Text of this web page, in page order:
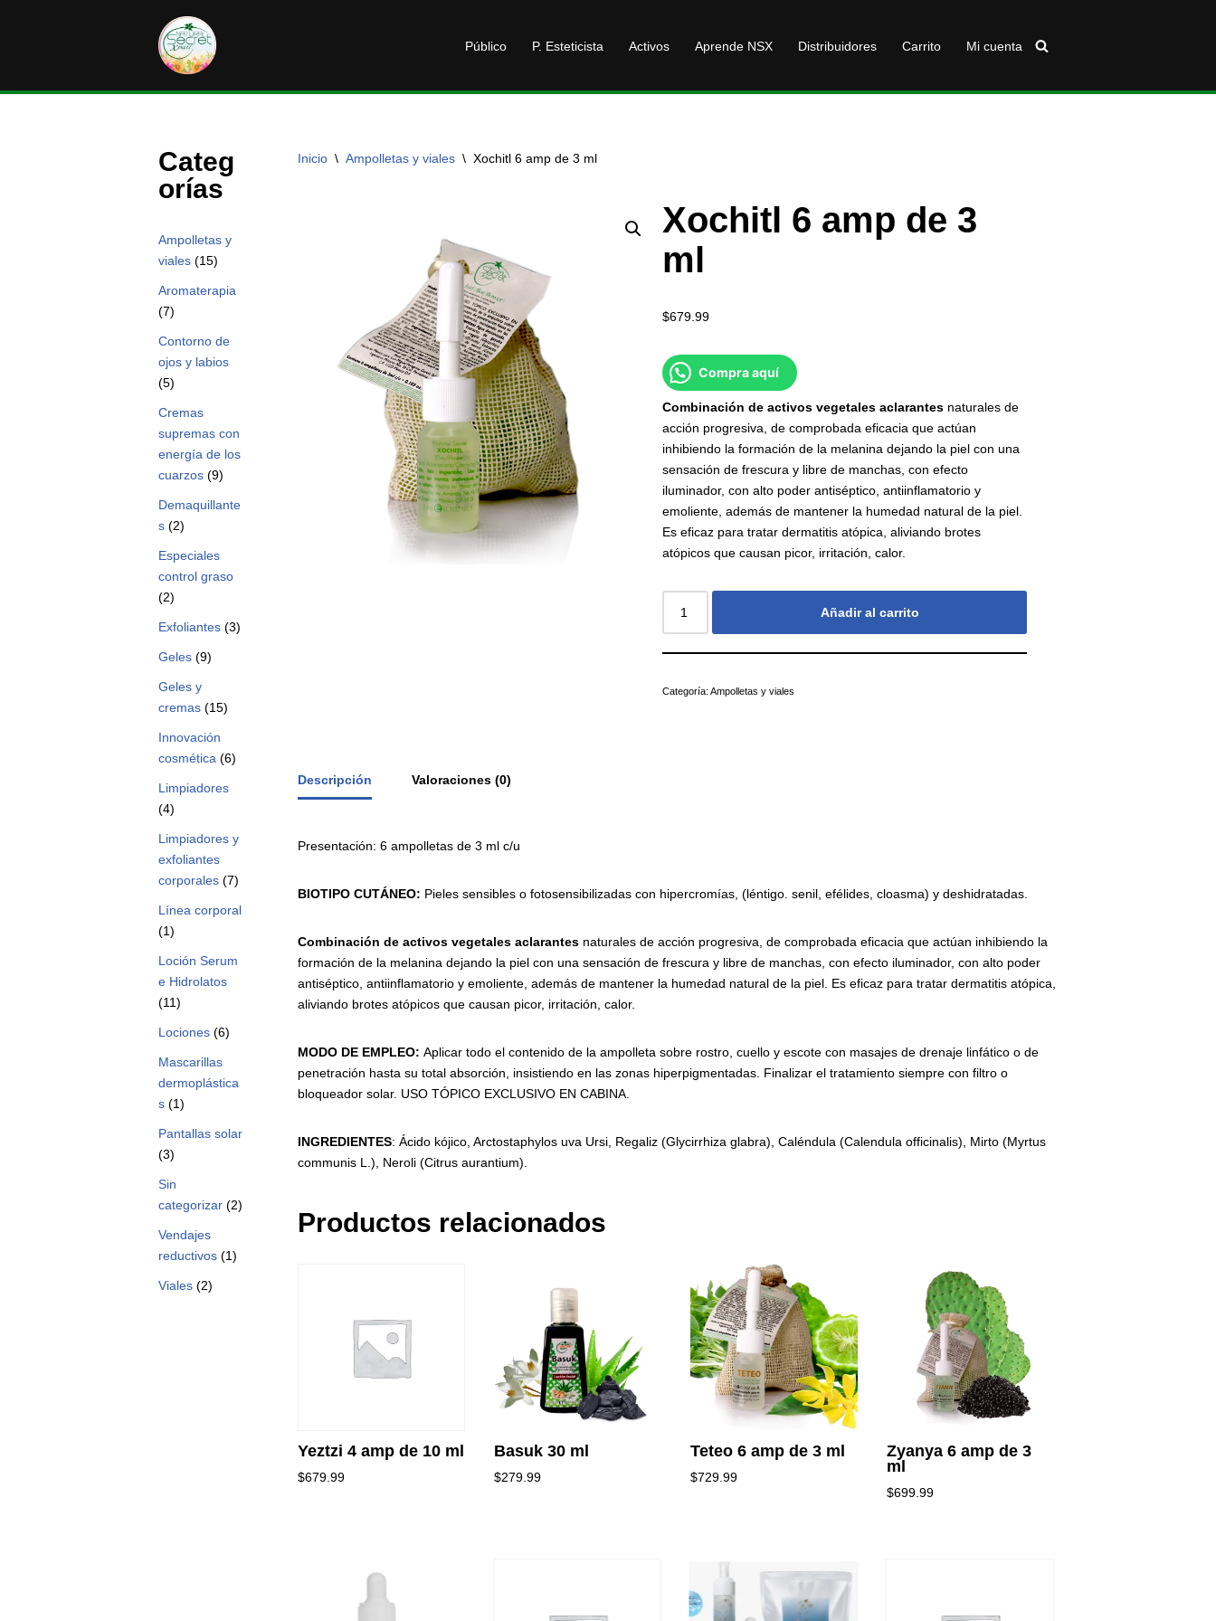
contenido
Público P. Esteticista Activos Aprende NSX Distribuidores Carrito Mi cuenta
Categ
orías
Ampolletas y
viales (15)
Aromaterapia
(7)
Contorno de
ojos y labios
(5)
Cremas
supremas con
energía de los
cuarzos (9)
Demaquillante
s (2)
Especiales
control graso
(2)
Exfoliantes (3)
Geles (9)
Geles y
cremas (15)
Innovación
cosmética (6)
Limpiadores
(4)
Limpiadores y
exfoliantes
corporales (7)
Línea corporal
(1)
Loción Serum
e Hidrolatos
(11)
Lociones (6)
Mascarillas
dermoplástica
s (1)
Pantallas solar
(3)
Sin
categorizar (2)
Vendajes
reductivos (1)
Viales (2)
Inicio \ Ampolletas y viales \ Xochitl 6 amp de 3 ml
Xochitl 6 amp de 3
ml
$679.99
Compra aquí
Combinación de activos vegetales aclarantes naturales de
acción progresiva, de comprobada eficacia que actúan
inhibiendo la formación de la melanina dejando la piel con una
sensación de frescura y libre de manchas, con efecto
iluminador, con alto poder antiséptico, antiinflamatorio y
emoliente, además de mantener la humedad natural de la piel.
Es eficaz para tratar dermatitis atópica, aliviando brotes
atópicos que causan picor, irritación, calor.
Añadir al carrito
Categoría: Ampolletas y viales
Descripción Valoraciones (0)
Presentación: 6 ampolletas de 3 ml c/u
BIOTIPO CUTÁNEO: Pieles sensibles o fotosensibilizadas con hipercromías, (léntigo. senil, efélides, cloasma) y deshidratadas.
Combinación de activos vegetales aclarantes naturales de acción progresiva, de comprobada eficacia que actúan inhibiendo la
formación de la melanina dejando la piel con una sensación de frescura y libre de manchas, con efecto iluminador, con alto poder
antiséptico, antiinflamatorio y emoliente, además de mantener la humedad natural de la piel. Es eficaz para tratar dermatitis atópica,
aliviando brotes atópicos que causan picor, irritación, calor.
MODO DE EMPLEO: Aplicar todo el contenido de la ampolleta sobre rostro, cuello y escote con masajes de drenaje linfático o de
penetración hasta su total absorción, insistiendo en las zonas hiperpigmentadas. Finalizar el tratamiento siempre con filtro o
bloqueador solar. USO TÓPICO EXCLUSIVO EN CABINA.
INGREDIENTES: Ácido kójico, Arctostaphylos uva Ursi, Regaliz (Glycirrhiza glabra), Caléndula (Calendula officinalis), Mirto (Myrtus
communis L.), Neroli (Citrus aurantium).
Productos relacionados
Yeztzi 4 amp de 10 ml
$679.99
Basuk 30 ml
$279.99
Teteo 6 amp de 3 ml
$729.99
Zyanya 6 amp de 3
ml
$699.99